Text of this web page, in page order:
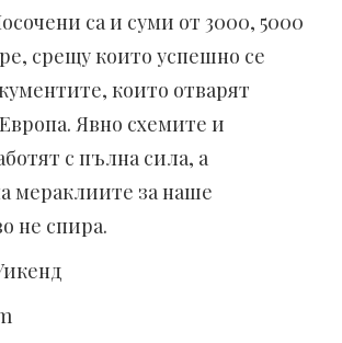
са и суми от 3000, 5000
срещу които успешно се
които отварят
Явно схемите и
с пълна сила, а
мераклиите за наше
не спира.